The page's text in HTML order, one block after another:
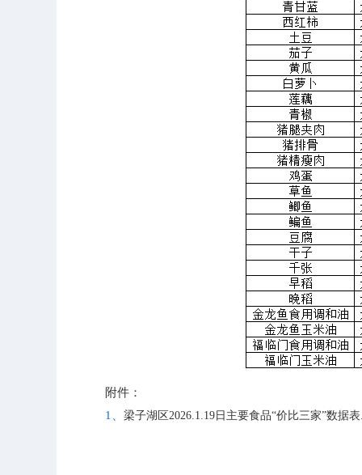
附件：
1、 梁子湖区2026.1.19日主要食品“价比三家”数据